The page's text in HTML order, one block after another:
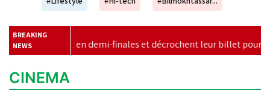
BREAKING
NEWS
demi-finales et décrochent leur billet pour le Mondial 2027
CINEMA